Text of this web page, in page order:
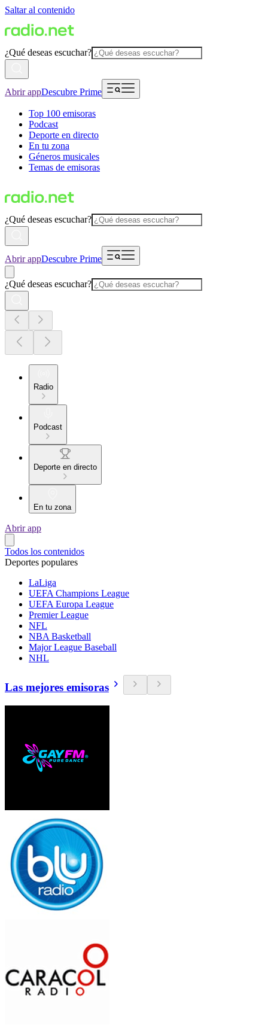
Saltar al contenido
¿Qué deseas escuchar?
Abrir appDescubre Prime
Top 100 emisoras
Podcast
Deporte en directo
En tu zona
Géneros musicales
Temas de emisoras
¿Qué deseas escuchar?
Abrir appDescubre Prime
¿Qué deseas escuchar?
Radio
Podcast
Deporte en directo
En tu zona
Abrir app
Todos los contenidos
Deportes populares
LaLiga
UEFA Champions League
UEFA Europa League
Premier League
NFL
NBA Basketball
Major League Baseball
NHL
Las mejores emisoras